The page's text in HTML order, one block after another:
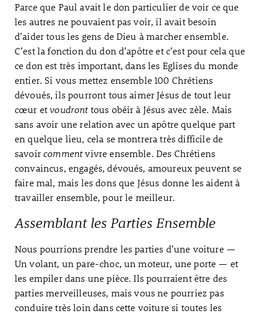
Parce que Paul avait le don particulier de voir ce que
les autres ne pouvaient pas voir, il avait besoin
d’aider tous les gens de Dieu à marcher ensemble.
C’est la fonction du don d’apôtre et c’est pour cela que
ce don est très important, dans les Eglises du monde
entier. Si vous mettez ensemble 100 Chrétiens
dévoués, ils pourront tous aimer Jésus de tout leur
cœur etvoudronttous obéir à Jésus avec zèle. Mais
sans avoir une relation avec un apôtre quelque part
en quelque lieu, cela se montrera très difficile de
savoircommentvivre ensemble. Des Chrétiens
convaincus, engagés, dévoués, amoureux peuvent se
faire mal, mais les dons que Jésus donne les aident à
travailler ensemble, pour le meilleur.
Assemblant les Parties Ensemble
Nous pourrions prendre les parties d’une voiture —
Un volant, un pare-choc, un moteur, une porte — et
les empiler dans une pièce. Ils pourraient être des
parties merveilleuses, mais vous ne pourriez pas
conduire très loin dans cette voiture si toutes les